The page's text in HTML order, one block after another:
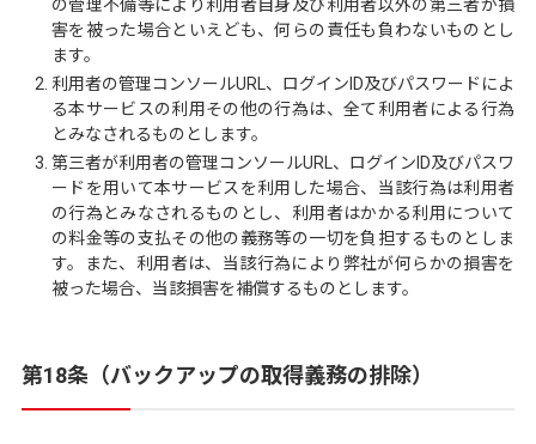
の管理不備等により利用者自身及び利用者以外の第三者が損
害を被った場合といえども、何らの責任も負わないものとし
ます。
利用者の管理コンソールURL、ログインID及びパスワードによ
る本サービスの利用その他の行為は、全て利用者による行為
とみなされるものとします。
第三者が利用者の管理コンソールURL、ログインID及びパスワ
ードを用いて本サービスを利用した場合、当該行為は利用者
の行為とみなされるものとし、利用者はかかる利用について
の料金等の支払その他の義務等の一切を負担するものとしま
す。また、利用者は、当該行為により弊社が何らかの損害を
被った場合、当該損害を補償するものとします。
第18条（バックアップの取得義務の排除）